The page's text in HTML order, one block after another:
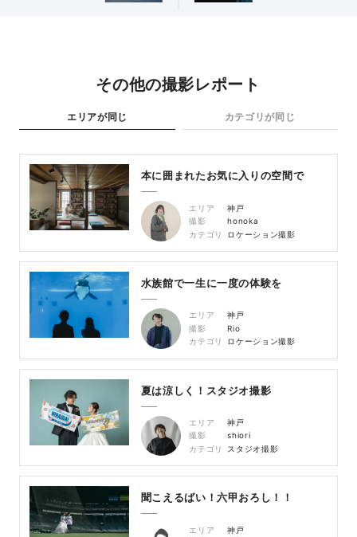
その他の撮影レポート
エリアが同じ カテゴリが同じ
本に囲まれたお気に入りの空間で
エリア
神戸
撮影
honoka
カテゴリ
ロケーション撮影
水族館で一生に一度の体験を
エリア
神戸
撮影
Rio
カテゴリ
ロケーション撮影
夏は涼しく！スタジオ撮影
エリア
神戸
撮影
shiori
カテゴリ
スタジオ撮影
聞こえるばい！六甲おろし！！
エリア
神戸